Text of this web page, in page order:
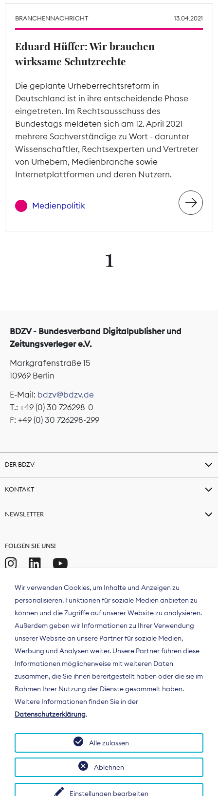
Mitgliederbereich
BRANCHENNACHRICHT 13.04.2021
Eduard Hüffer: Wir brauchen
wirksame Schutzrechte
Die geplante Urheberrechtsreform in
Deutschland ist in ihre entscheidende Phase
eingetreten. Im Rechtsausschuss des
Bundestags meldeten sich am 12. April 2021
mehrere Sachverständige zu Wort - darunter
Wissenschaftler, Rechtsexperten und Vertreter
von Urhebern, Medienbranche sowie
Internetplattformen und deren Nutzern.
Medienpolitik
1
BDZV - Bundesverband Digitalpublisher und
Zeitungsverleger e.V.
Markgrafenstraße 15
10969 Berlin
E-Mail: bdzv@bdzv.de
T.: +49 (0) 30 726298-0
F: +49 (0) 30 726298-299
DER BDZV
KONTAKT
NEWSLETTER
FOLGEN SIE UNS!
Der Bundesverband Digitalpublisher und
Zeitungsverleger (BDZV) vertritt als
Spitzenorganisation die Interessen der
Deutschland und auf EU-Ebene.
Wir verwenden Cookies, um Inhalte und Anzeigen zu
personalisieren, Funktionen für soziale Medien anbieten zu
können und die Zugriffe auf unserer Website zu analysieren.
Außerdem geben wir Informationen zu Ihrer Verwendung
unserer Website an unsere Partner für soziale Medien,
Werbung und Analysen weiter. Unsere Partner führen diese
Informationen möglicherweise mit weiteren Daten
zusammen, die Sie ihnen bereitgestellt haben oder die sie im
Rahmen Ihrer Nutzung der Dienste gesammelt haben.
Weitere Informationen finden Sie in der
Datenschutzerklärung.
Einstellungen bearbeiten
Ablehnen
Alle zulassen